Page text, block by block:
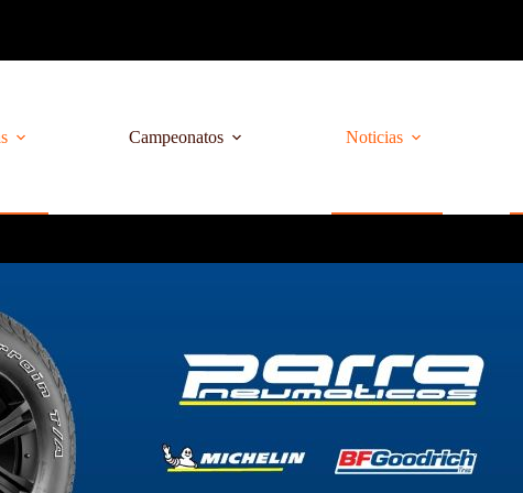
Campeonatos Noticias